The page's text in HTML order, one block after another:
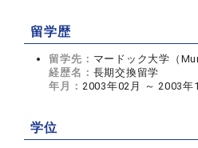
留学歴
留学先： マードック大学（
経歴名： 長期交換留学
年月： 2003年02月 ～ 2003年
学位